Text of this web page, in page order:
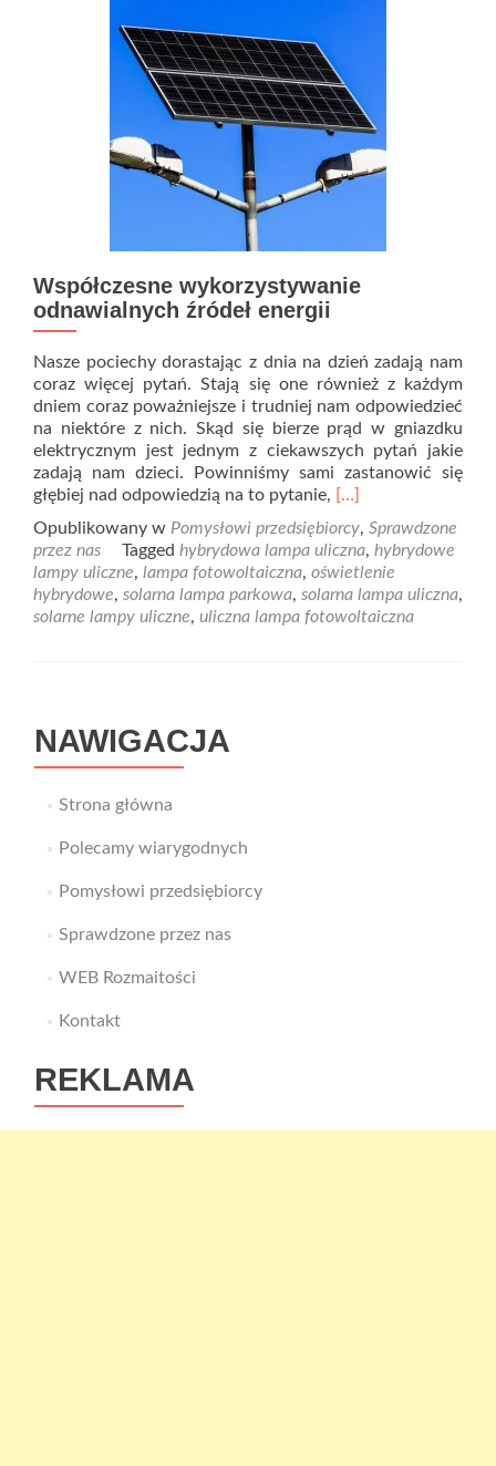
Współczesne wykorzystywanie
odnawialnych źródeł energii
Nasze pociechy dorastając z dnia na dzień zadają nam
coraz więcej pytań. Stają się one również z każdym
dniem coraz poważniejsze i trudniej nam odpowiedzieć
na niektóre z nich. Skąd się bierze prąd w gniazdku
elektrycznym jest jednym z ciekawszych pytań jakie
zadają nam dzieci. Powinniśmy sami zastanowić się
głębiej nad odpowiedzią na to pytanie, Read
about
Współczesne
wykorzystywanie
odnawialnych
źródeł
[…]
Opublikowany w Pomysłowi przedsiębiorcy, Sprawdzone
przez nas
Tagged hybrydowa lampa uliczna, hybrydowe
lampy uliczne, lampa fotowoltaiczna, oświetlenie
hybrydowe, solarna lampa parkowa, solarna lampa uliczna,
solarne lampy uliczne, uliczna lampa fotowoltaiczna
NAWIGACJA
Strona główna
Polecamy wiarygodnych
Pomysłowi przedsiębiorcy
Sprawdzone przez nas
WEB Rozmaitości
Kontakt
REKLAMA